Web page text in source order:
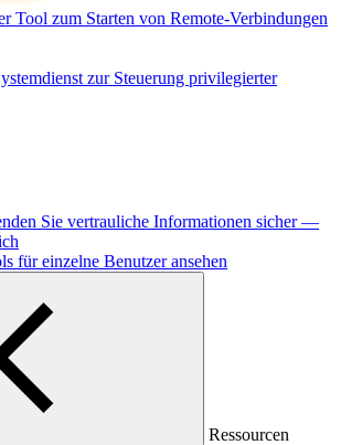
Tool zum Starten von Remote-Verbindungen
zur Steuerung privilegierter
Sie vertrauliche Informationen sicher —
für einzelne Benutzer ansehen
Ressourcen